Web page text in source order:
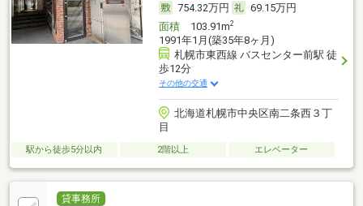
754.32万円
69.15万円
面積103.91m2
1991年1月(築35年8ヶ月)
札幌市東西線 バスセンター前駅 徒
歩12分
その他の交通
北海道札幌市中央区南二条西３丁
目
駅から徒歩5分以内 2階以上 エレベーター
貸事務所